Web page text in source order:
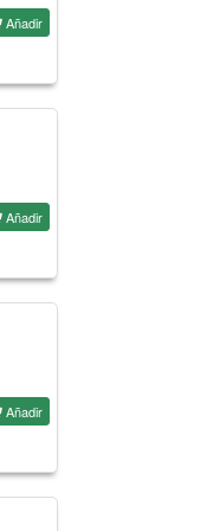
Añadir
Añadir
Añadir